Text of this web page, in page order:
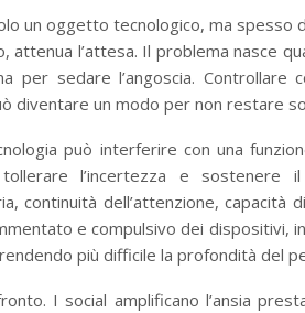
un oggetto tecnologico, ma spesso
attenua l’attesa. Il problema nasce
per sedare l’angoscia. Controllare
diventare un modo per non restare
può interferire con una
l’incertezza e sostenere
continuità dell’attenzione,
e compulsivo dei dispositivi,
più difficile la profondità del
I social amplificano l’ansia